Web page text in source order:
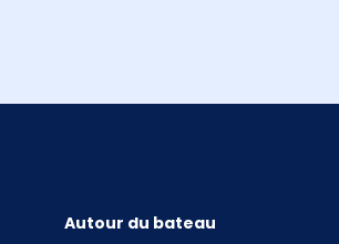
Autour du bateau